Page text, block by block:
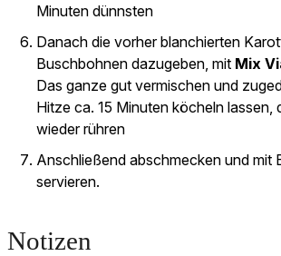
Minuten dünnsten
Danach die vorher blanchierten
Buschbohnen dazugeben, mit Mix
Das ganze gut vermischen und
Hitze ca. 15 Minuten köcheln lassen,
wieder rühren
Anschließend abschmecken und mit
servieren.
Notizen